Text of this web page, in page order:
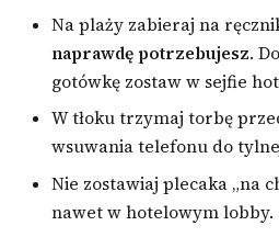
Na plaży zabieraj na
naprawdę potrzebujesz.
gotówkę zostaw w sejfie
W tłoku trzymaj torbę
wsuwania telefonu do
Nie zostawiaj plecaka „na
nawet w hotelowym lobby.